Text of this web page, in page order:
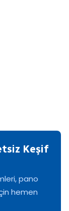
Keşif
pano
hemen